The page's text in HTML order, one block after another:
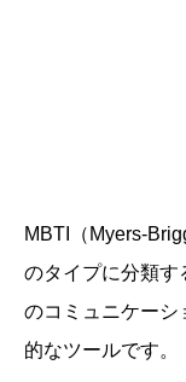
MBTI（Myers-
のタイプに分類す
のコミュニケーシ
的なツールです。